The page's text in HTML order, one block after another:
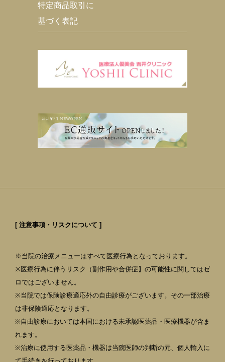
特定商品取引に
基づく表記
[ 注意事項・リスクについて ]
※当院の治療メニューはすべて医療行為となっております。
※医療行為に伴うリスク（副作用や合併症】の可能性に関してはゼ
ロではございません。
※当院では保険診療適応外の自由診療がございます。その一部治療
は非保険適応となります。
※自由診療においては本国における未承認医薬品・医療機器が含ま
れます。
※治療に使用する医薬品・機器は当院医師の判断の元、個人輸入に